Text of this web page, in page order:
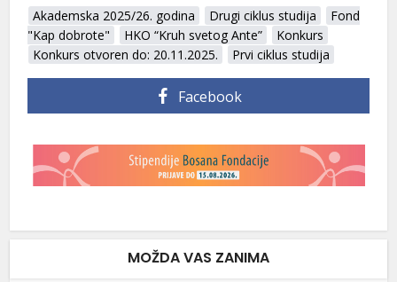
Akademska 2025/26. godina Drugi ciklus studija
Fond
"Kap dobrote"
HKO “Kruh svetog Ante”
Konkurs
Konkurs otvoren do: 20.11.2025.
Prvi ciklus studija
Facebook
MOŽDA VAS ZANIMA